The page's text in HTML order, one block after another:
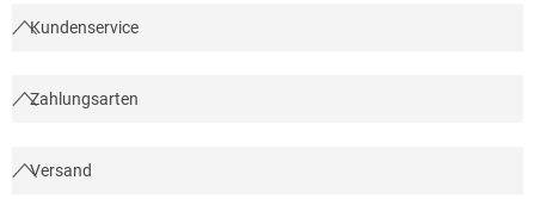
sales@beechfield.comMaterialzusammensetzung: 100%
Polyester
Kundenservice
Zahlungsarten
Versand